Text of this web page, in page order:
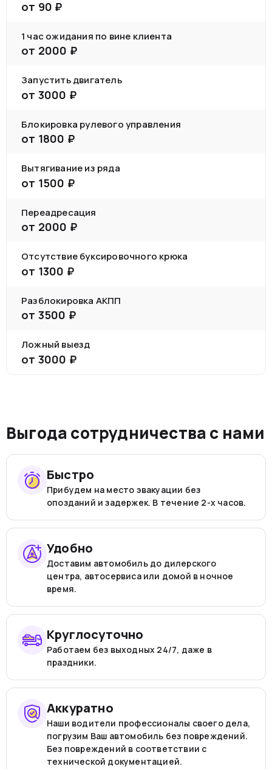
от 90 ₽
1 час ожидания по вине клиента
от 2000 ₽
Запустить двигатель
от 3000 ₽
Блокировка рулевого управления
от 1800 ₽
Вытягивание из ряда
от 1500 ₽
Переадресация
от 2000 ₽
Отсутствие буксировочного крюка
от 1300 ₽
Разблокировка АКПП
от 3500 ₽
Ложный выезд
от 3000 ₽
Выгода сотрудничества с нами
Быстро
Прибудем на место эвакуации без
опозданий и задержек. В течение 2-х часов.
Удобно
Доставим автомобиль до дилерского
центра, автосервиса или домой в ночное
время.
Круглосуточно
Работаем без выходных 24/7, даже в
праздники.
Аккуратно
Наши водители профессионалы своего дела,
погрузим Ваш автомобиль без повреждений.
Без повреждений в соответствии с
технической документацией.